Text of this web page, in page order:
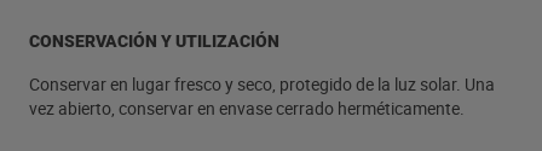
CONSERVACIÓN Y UTILIZACIÓN
Conservar en lugar fresco y seco, protegido de la luz solar. Una
vez abierto, conservar en envase cerrado herméticamente.